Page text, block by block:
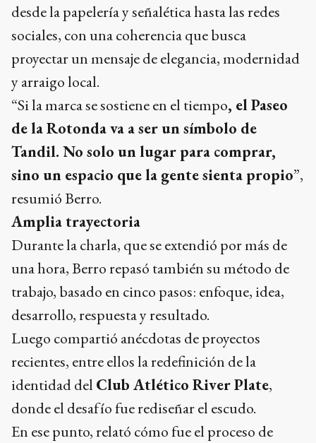
desde la papelería y señalética hasta las redes
sociales, con una coherencia que busca
proyectar un mensaje de elegancia, modernidad
y arraigo local.
“Si la marca se sostiene en el tiempo, el Paseo
de la Rotonda va a ser un símbolo de
Tandil. No solo un lugar para comprar,
sino un espacio que la gente sienta propio”,
resumió Berro.
Amplia trayectoria
Durante la charla, que se extendió por más de
una hora, Berro repasó también su método de
trabajo, basado en cinco pasos: enfoque, idea,
desarrollo, respuesta y resultado.
Luego compartió anécdotas de proyectos
recientes, entre ellos la redefinición de la
identidad del Club Atlético River Plate,
donde el desafío fue rediseñar el escudo.
En ese punto, relató cómo fue el proceso de